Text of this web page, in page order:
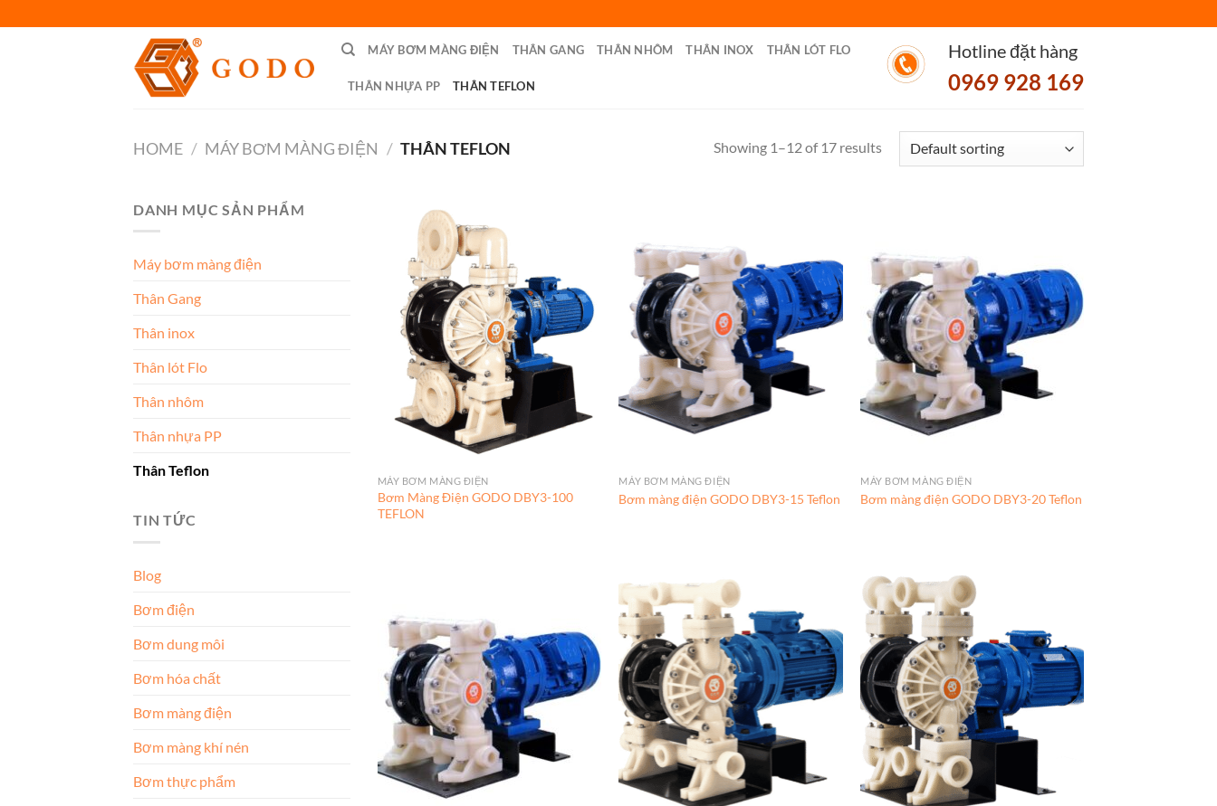
to
MÁY BƠM MÀNG ĐIỆN THÂN GANG THÂN NHÔM THÂN INOX THÂN LÓT FLO
THÂN NHỰA PP THÂN TEFLON
Hotline đặt hàng
0969 928 169
HOME / MÁY BƠM MÀNG ĐIỆN / THÂN TEFLON Showing 1–12 of 17 results
DANH MỤC SẢN PHẨM
Máy bơm màng điện
Thân Gang
Thân inox
Thân lót Flo
Thân nhôm
Thân nhựa PP
Thân Teflon
TIN TỨC
Blog
Bơm điện
Bơm dung môi
Bơm hóa chất
Bơm màng điện
Bơm màng khí nén
Bơm thực phẩm
MÁY BƠM MÀNG ĐIỆN
Bơm Màng Điện GODO DBY3-100
TEFLON
MÁY BƠM MÀNG ĐIỆN
Bơm màng điện GODO DBY3-15 Teflon
MÁY BƠM MÀNG ĐIỆN
Bơm màng điện GODO DBY3-20 Teflon